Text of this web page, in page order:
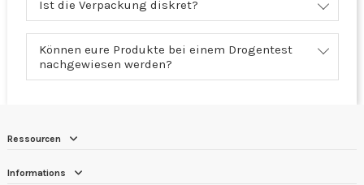
Ist die Verpackung diskret?
Können eure Produkte bei einem Drogentest
nachgewiesen werden?
Ressourcen
Informations